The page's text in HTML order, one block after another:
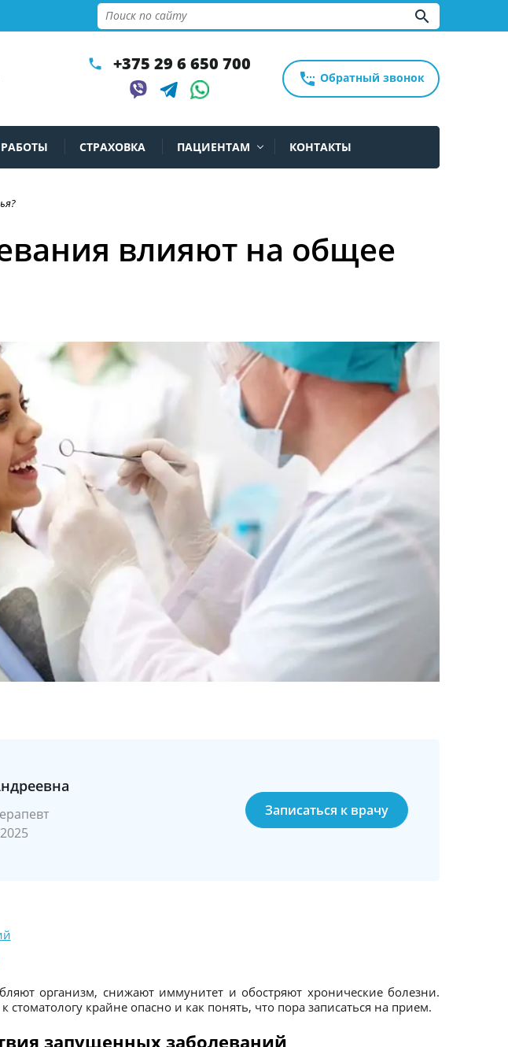
search
settings_phone Обратный звонок
phone +375 29 6 650 700
СТРАХОВКА ПАЦИЕНТАМ КОНТАКТЫ
влияют на общее
Записаться к врачу
организм, снижают иммунитет и обостряют хронические болезни.
стоматологу крайне опасно и как понять, что пора записаться на прием.
запущенных заболеваний